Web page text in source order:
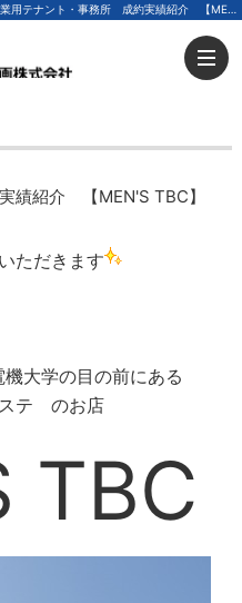
事業用テナント・事務所 成約実績紹介【更新】事業用テナント・事務所 成約実績紹介 【MEN'S TBC】【北千住】 | 足立区の不動産ならインターナショナル岩田企画
績紹介 【MEN'S TBC】
ただきます
学の目の前にある
ステ のお店
TBC